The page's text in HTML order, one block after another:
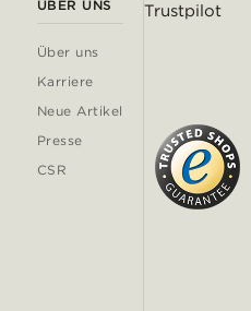
ÜBER UNS
Über uns
Karriere
Neue Artikel
Presse
CSR
Trustpilot